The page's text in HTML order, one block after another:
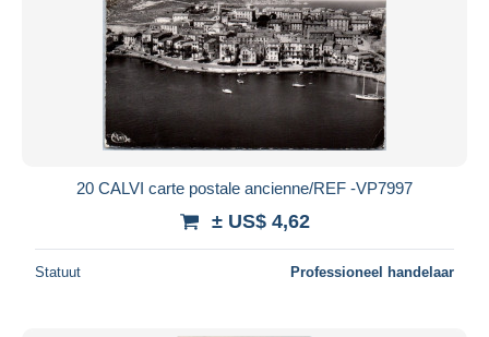
20 CALVI carte postale ancienne/REF -VP7997
± US$ 4,62
Statuut Professioneel handelaar